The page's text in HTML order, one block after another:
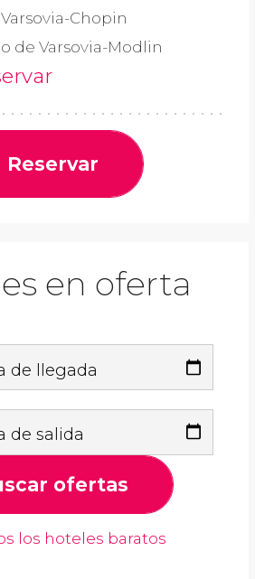
Chopin
de Varsovia-Modlin
Reservar
en oferta
de llegada
de salida
ofertas
los hoteles baratos